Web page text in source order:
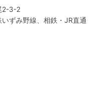
2-3-2
いずみ野線
相鉄・JR直通